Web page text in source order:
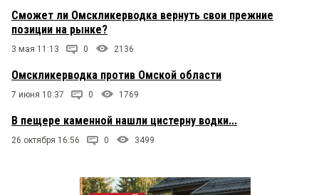
Сможет ли Омскликерводка вернуть свои прежние
позиции на рынке?
3 мая 11:13 0 2136
Омскликерводка против Омской области
7 июня 10:37 0 1769
В пещере каменной нашли цистерну водки...
26 октября 16:56 0 3499